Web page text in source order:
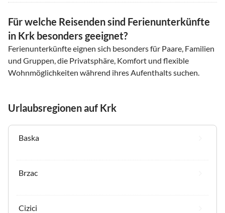
Für welche Reisenden sind Ferienunterkünfte
in Krk besonders geeignet?
Ferienunterkünfte eignen sich besonders für Paare, Familien
und Gruppen, die Privatsphäre, Komfort und flexible
Wohnmöglichkeiten während ihres Aufenthalts suchen.
Urlaubsregionen auf Krk
Baska
Brzac
Cizici